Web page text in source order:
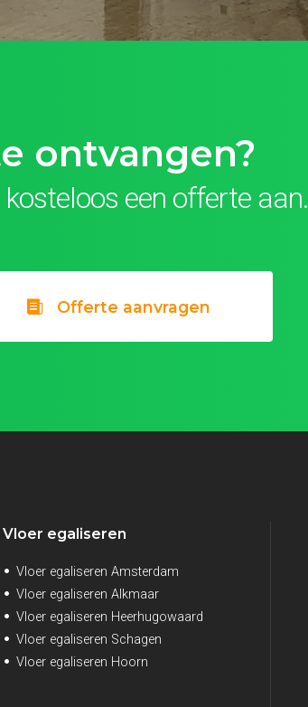
ontvangen?
een offerte aan.
Offerte aanvragen
Vloer egaliseren
Vloer egaliseren Amsterdam
Vloer egaliseren Alkmaar
Vloer egaliseren Heerhugowaard
Vloer egaliseren Schagen
Vloer egaliseren Hoorn